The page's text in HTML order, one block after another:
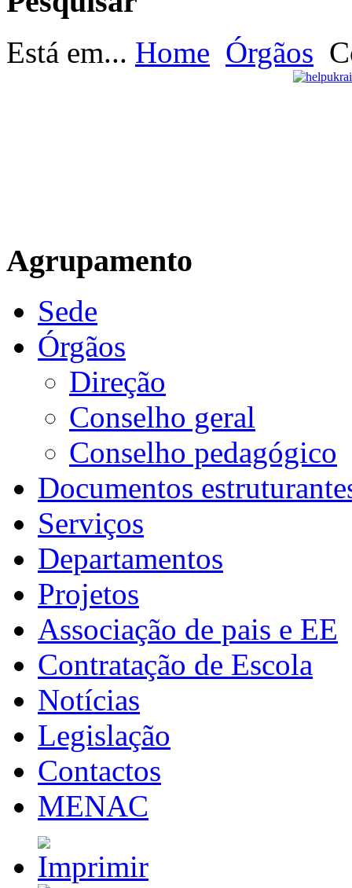
EB Escultor Antº
Está em... Home Órgãos
Agrupamento
Sede
Órgãos
Direção
Conselho geral
Conselho pedagógico
Documentos
Serviços
Departamentos
Projetos
Associação de pais e EE
Contratação de Escola
Notícias
Legislação
Contactos
MENAC